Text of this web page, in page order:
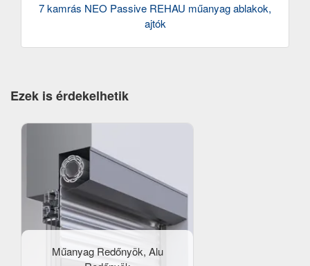
7 kamrás NEO Passive REHAU műanyag ablakok,
ajtók
Ezek is érdekelhetik
Műanyag Redőnyök, Alu